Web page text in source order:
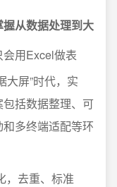
从数据处理到大
用Excel做表
大屏”时代，实
括数据整理、可
多终端适配等环
，去重、标准